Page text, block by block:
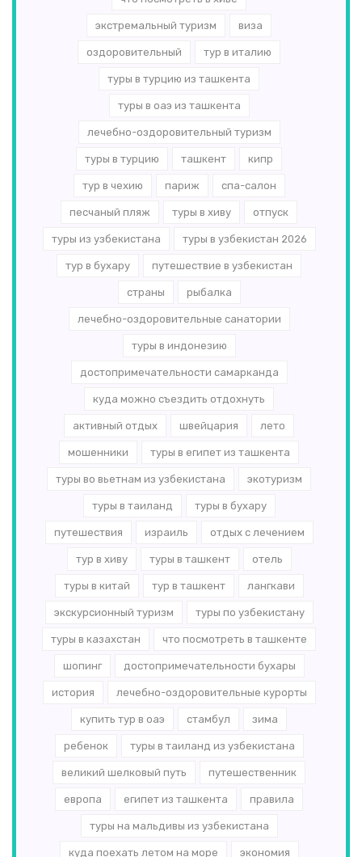
экстремальный туризм виза
оздоровительный тур в италию
туры в турцию из ташкента
туры в оаэ из ташкента
лечебно-оздоровительный туризм
туры в турцию ташкент кипр
тур в чехию париж спа-салон
песчаный пляж туры в хиву отпуск
туры из узбекистана туры в узбекистан 2026
тур в бухару путешествие в узбекистан
страны рыбалка
лечебно-оздоровительные санатории
туры в индонезию
достопримечательности самарканда
куда можно съездить отдохнуть
активный отдых швейцария лето
мошенники туры в египет из ташкента
туры во вьетнам из узбекистана экотуризм
туры в таиланд туры в бухару
путешествия израиль отдых с лечением
тур в хиву туры в ташкент отель
туры в китай тур в ташкент лангкави
экскурсионный туризм туры по узбекистану
туры в казахстан что посмотреть в ташкенте
шопинг достопримечательности бухары
история лечебно-оздоровительные курорты
купить тур в оаэ стамбул зима
ребенок туры в таиланд из узбекистана
великий шелковый путь путешественник
европа египет из ташкента правила
туры на мальдивы из узбекистана
куда поехать летом на море экономия